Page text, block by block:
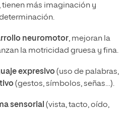
tienen más imaginación y
neuromotor, mejoran la
la motricidad gruesa y fina.
expresivo(uso de palabras,
(gestos, símbolos, señas…).
sensorial (vista, tacto, oído,